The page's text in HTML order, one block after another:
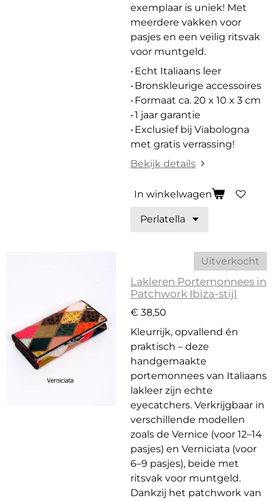
exemplaar is uniek! Met
meerdere vakken voor
pasjes en een veilig ritsvak
voor muntgeld.
• Echt Italiaans leer
• Bronskleurige accessoires
• Formaat ca. 20 x 10 x 3 cm
• 1 jaar garantie
• Exclusief bij Viabologna
met gratis verrassing!
Bekijk details
In winkelwagen
Uitverkocht
Lakleren Portemonnees in
Patchwork Ibiza-stijl
€ 38,50
Kleurrijk, opvallend én
praktisch – deze
handgemaakte
portemonnees van Italiaans
lakleer zijn echte
eyecatchers. Verkrijgbaar in
verschillende modellen
zoals de Vernice (voor 12–14
pasjes) en Verniciata (voor
6–9 pasjes), beide met
ritsvak voor muntgeld.
Dankzij het patchwork van